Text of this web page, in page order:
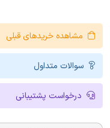
مشاهده خریدهای قبلی
سوالات متداول
درخواست پشتیبانی